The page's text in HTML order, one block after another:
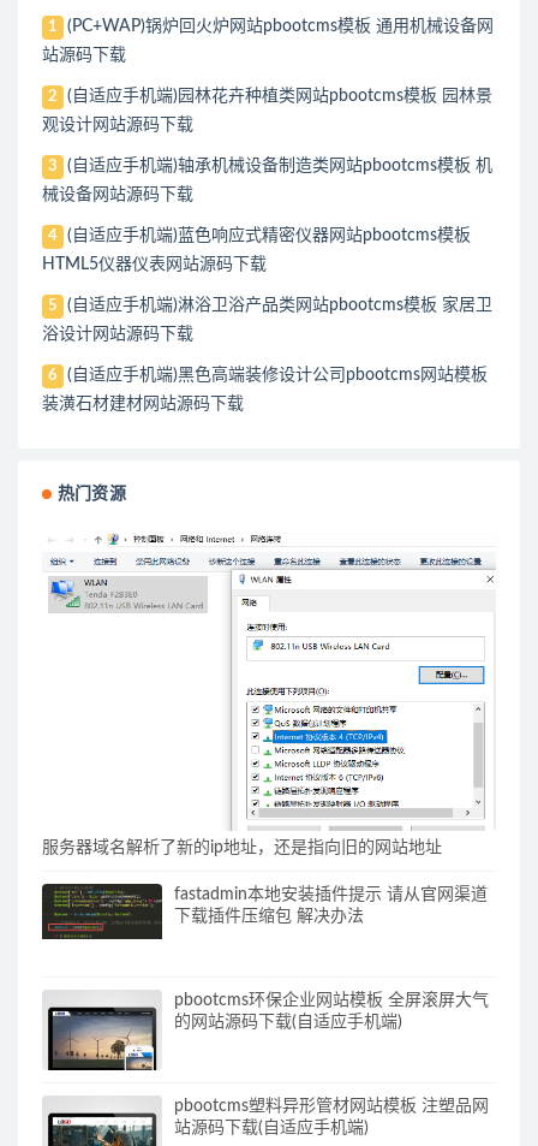
1
(PC+WAP)锅炉回火炉网站pbootcms模板 通用机械设备网
站源码下载
2
(自适应手机端)园林花卉种植类网站pbootcms模板 园林景
观设计网站源码下载
3
(自适应手机端)轴承机械设备制造类网站pbootcms模板 机
械设备网站源码下载
4
(自适应手机端)蓝色响应式精密仪器网站pbootcms模板
HTML5仪器仪表网站源码下载
5
(自适应手机端)淋浴卫浴产品类网站pbootcms模板 家居卫
浴设计网站源码下载
6
(自适应手机端)黑色高端装修设计公司pbootcms网站模板
装潢石材建材网站源码下载
热门资源
服务器域名解析了新的ip地址，还是指向旧的网站地址
fastadmin本地安装插件提示 请从官网渠道
下载插件压缩包 解决办法
pbootcms环保企业网站模板 全屏滚屏大气
的网站源码下载(自适应手机端)
pbootcms塑料异形管材网站模板 注塑品网
站源码下载(自适应手机端)